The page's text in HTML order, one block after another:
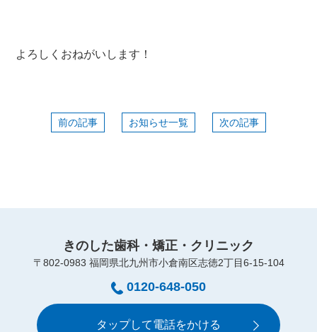
よろしくおねがいします！
前の記事 お知らせ一覧 次の記事
きのした歯科・矯正・クリニック
〒802-0983 福岡県北九州市小倉南区志徳2丁目6-15-104
0120-648-050
タップして電話をかける